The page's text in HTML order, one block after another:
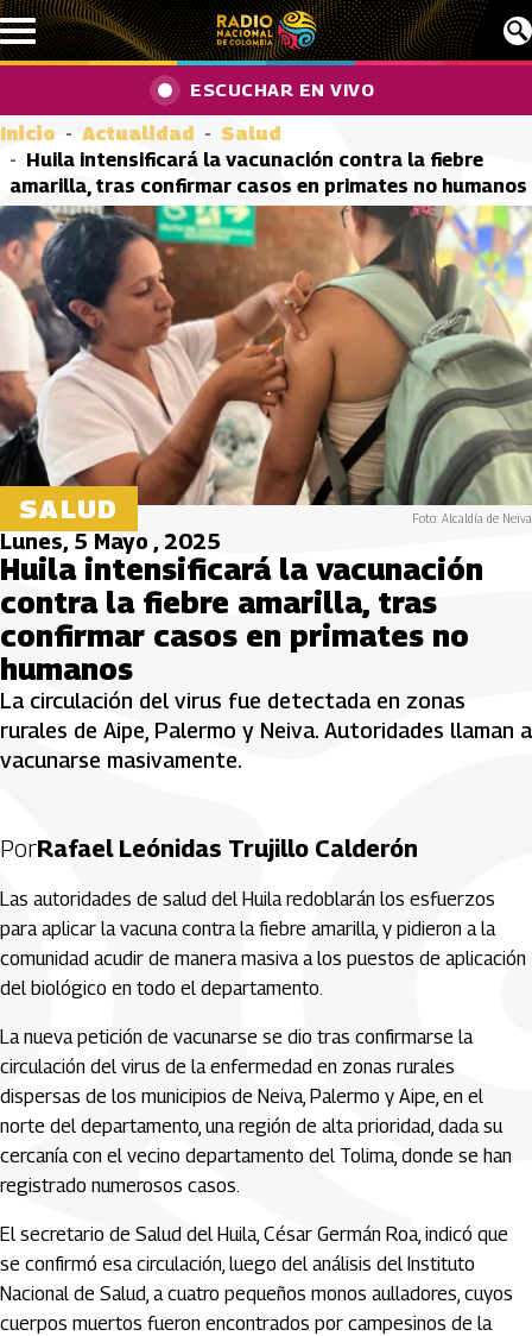
Pasar al contenido principal
ESCUCHAR EN VIVO
Inicio Actualidad
Salud
Huila intensificará la vacunación contra la fiebre
amarilla, tras confirmar casos en primates no humanos
SALUD Foto: Alcaldía de Neiva
Lunes, 5 Mayo , 2025
Huila intensificará la vacunación
contra la fiebre amarilla, tras
confirmar casos en primates no
humanos
La circulación del virus fue detectada en zonas
rurales de Aipe, Palermo y Neiva. Autoridades llaman a
vacunarse masivamente.
PorRafael Leónidas Trujillo Calderón
Las autoridades de salud del Huila redoblarán los esfuerzos
para aplicar la vacuna contra la fiebre amarilla, y pidieron a la
comunidad acudir de manera masiva a los puestos de aplicación
del biológico en todo el departamento.
La nueva petición de vacunarse se dio tras confirmarse la
circulación del virus de la enfermedad en zonas rurales
dispersas de los municipios de Neiva, Palermo y Aipe, en el
norte del departamento, una región de alta prioridad, dada su
cercanía con el vecino departamento del Tolima, donde se han
registrado numerosos casos.
El secretario de Salud del Huila, César Germán Roa, indicó que
se confirmó esa circulación, luego del análisis del Instituto
Nacional de Salud, a cuatro pequeños monos aulladores, cuyos
cuerpos muertos fueron encontrados por campesinos de la